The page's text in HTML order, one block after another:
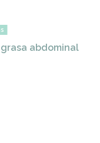
abdominal